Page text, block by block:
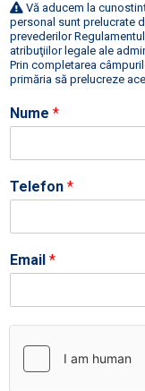
Vă aducem la
personal sunt prelucrate
prevederilor
atribuţiilor legale ale
Prin completarea
primăria să prelucreze
Nume *
Telefon *
Email *